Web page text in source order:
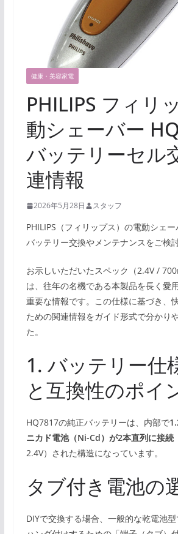
健康・美容家電
PHILIPS フィリ
動シェーバー
バッテリーセル
連情報
2026年5月28日 スタッフ
PHILIPS（フィリップス）の電動シェー
バッテリー交換やメンテナンスをご検
お示しいただいたスペック（2.4V /
は、往年の名機である本製品を長く愛
重要な情報です。この仕様に基づき、
ための関連情報をガイド形式で分かり
た。
1. バッテリー仕
と互換性のポイ
HQ7817の純正バッテリーは、内部で
ニカド電池（Ni-Cd）が2本直列に接続
2.4V）された構造になっています。
タブ付き電池の
DIYで交換する場合、一般的な乾電池